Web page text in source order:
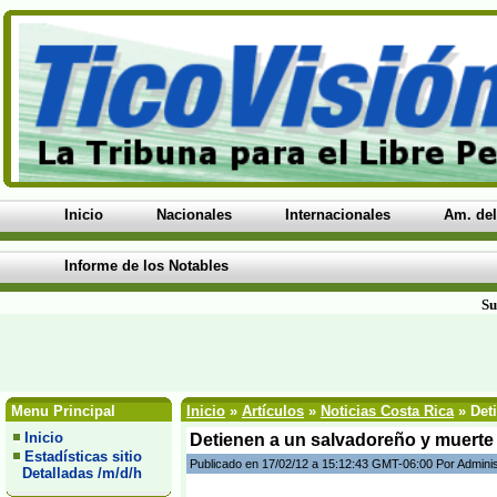
Inicio Nacionales Internacionales Am.
Informe de los Notables
Menu Principal
Inicio
Estadísticas sitio
Detalladas /m/d/h
Inicio » Artículos » Noticias Costa Rica»
Detienen a un salvadoreño y
Publicado en 17/02/12 a 15:12:43 GMT-06:00 Por